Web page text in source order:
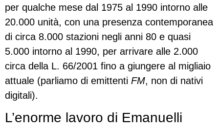
per qualche mese dal 1975 al 1990 intorno alle
20.000 unità, con una presenza contemporanea
di circa 8.000 stazioni negli anni 80 e quasi
5.000 intorno al 1990, per arrivare alle 2.000
circa della L. 66/2001 fino a giungere al migliaio
attuale (parliamo di emittenti FM, non di nativi
digitali).
L’enorme lavoro di Emanuelli